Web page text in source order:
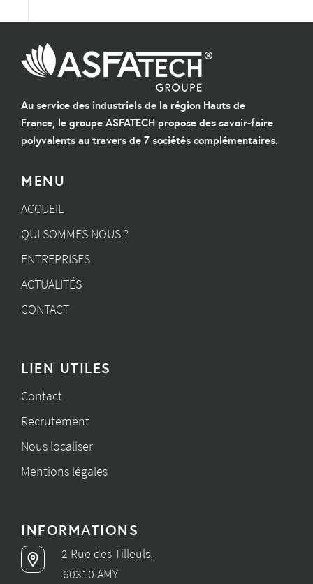
Au service des industriels de la région Hauts de
France, le groupe ASFATECH propose des savoir-faire
polyvalents au travers de 7 sociétés complémentaires.
MENU
ACCUEIL
QUI SOMMES NOUS ?
ENTREPRISES
ACTUALITÉS
CONTACT
LIEN UTILES
Contact
Recrutement
Nous localiser
Mentions légales
INFORMATIONS
2 Rue des Tilleuls,
60310 AMY